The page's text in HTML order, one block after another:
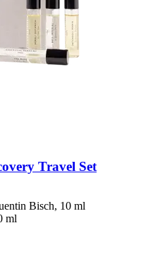
Travel Set
Bisch, 10 ml
ml